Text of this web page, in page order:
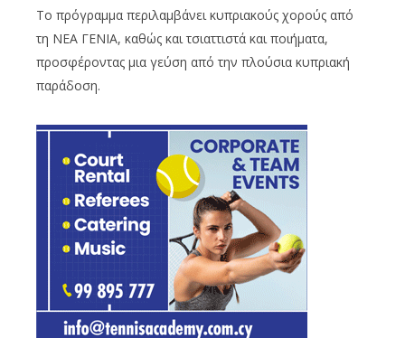
Το πρόγραμμα περιλαμβάνει κυπριακούς χορούς από
τη ΝΕΑ ΓΕΝΙΑ, καθώς και τσιαττιστά και ποιήματα,
προσφέροντας μια γεύση από την πλούσια κυπριακή
παράδοση.